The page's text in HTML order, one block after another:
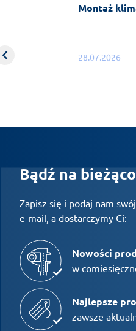
28.07.2026
Montaż
Bądź na bieżąco
Zapisz się i podaj nam
e-mail, a dostarczymy Ci:
Nowości
w
Najlepsze
zawsze